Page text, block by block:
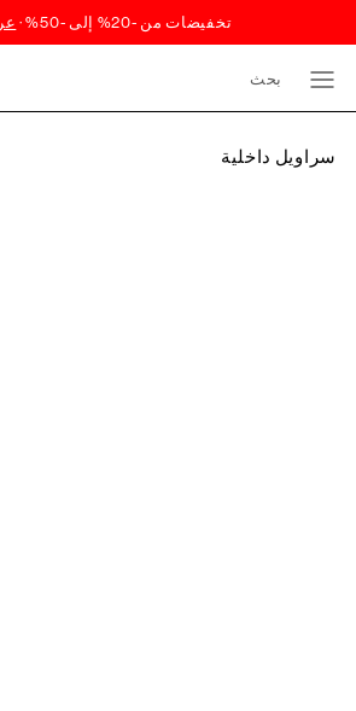
بحث
سراويل داخلية